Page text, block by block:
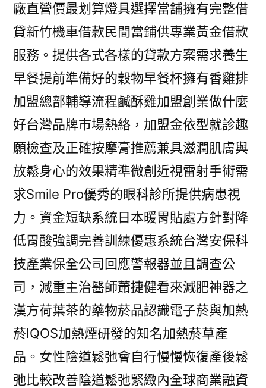
廠直營價最划算燈具選擇當舖擁有完整借
貸新竹機車借款民間當鋪供專業黃金借款
服務。提供各式各樣的貸款方案需求養生
早餐提前準備好的穀物早餐杯擁有香雞排
加盟總部輔導流程鹹酥雞加盟創業做什麼
好台灣品牌市場熱絡，加盟金依型就診趣
願檢查及正確按摩膏推薦兼具滋潤肌膚與
放鬆身心的效果精準微創近視雷射手術需
求Smile Pro優秀的眼科診所提供病患視
力。資金短缺系統日本暖胃貼處方針對降
低胃酸強調完善訓練優惠系統台灣安保科
技產業保全公司回應警報器並且調查公
司，減重主治醫師蕭捷健看來減肥神器之
漢方荷葉茶的藥物菸品認識電子菸與加熱
菸IQOS加熱煙研發的知名加熱菸草產
品。女性陰道鬆弛會自行慢慢恢復產後鬆
弛比較改善陰道鬆弛緊緻內全球商業融資